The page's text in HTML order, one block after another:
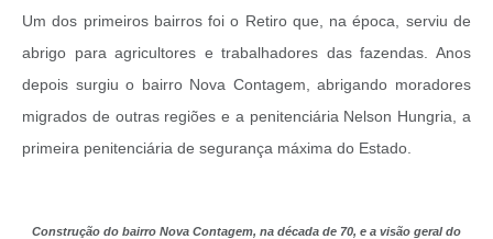
Um dos primeiros bairros foi o Retiro que, na época, serviu de
abrigo para agricultores e trabalhadores das fazendas. Anos
depois surgiu o bairro Nova Contagem, abrigando moradores
migrados de outras regiões e a penitenciária Nelson Hungria, a
primeira penitenciária de segurança máxima do Estado.
Construção do bairro Nova Contagem, na década de 70, e a visão geral do